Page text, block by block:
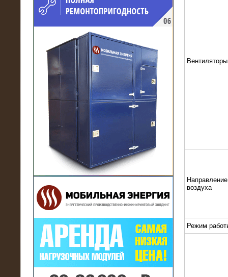
21.03.2017
Комплектная трансформаторная
подстанция 6 МВА (морское
исполнение, IP56)
16.01.2017
Аренда нагрузочного комплекса 22
Вентиляторы
воздуха
Режим